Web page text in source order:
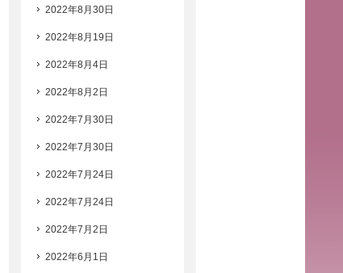
2022年8月30日
2022年8月19日
2022年8月4日
2022年8月2日
2022年7月30日
2022年7月30日
2022年7月24日
2022年7月24日
2022年7月2日
2022年6月1日